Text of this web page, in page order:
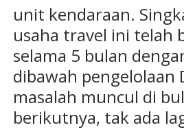
unit kendaraan.
usaha travel ini telah
selama 5 bulan
dibawah pengelolaan
masalah muncul di
berikutnya, tak ada